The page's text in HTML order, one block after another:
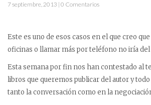
7 septiembre, 2013 | 0 Comentarios
Este es uno de esos casos en el que creo
oficinas o llamar más por teléfono no iría del
Esta semana por fin nos han contestado al
libros que queremos publicar del autor y
tanto la conversación como en la